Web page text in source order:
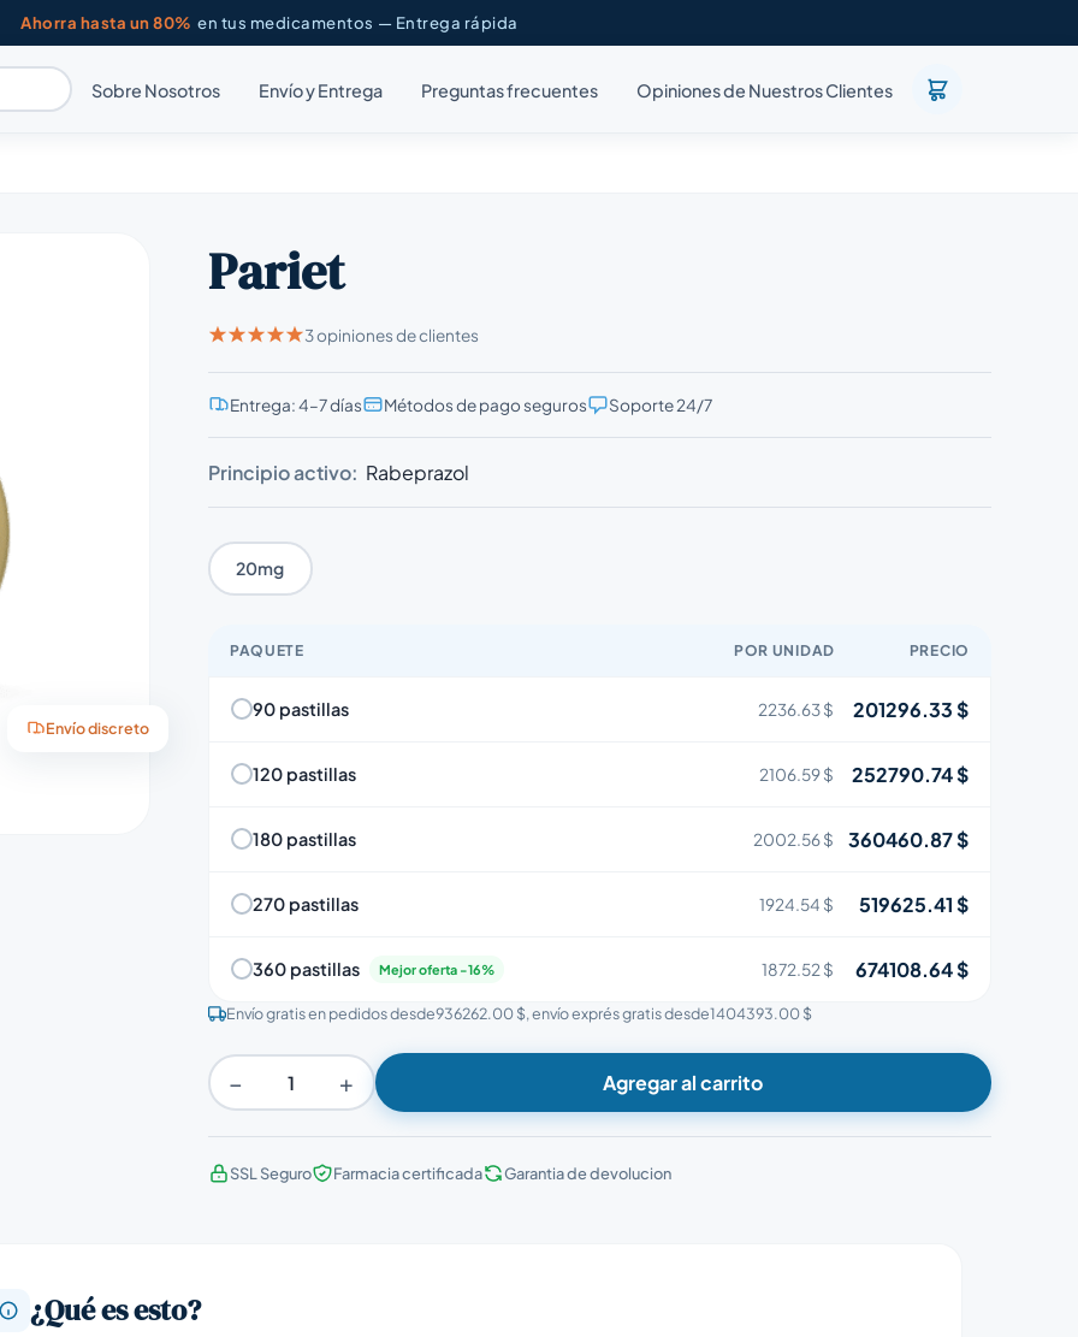
Ahorra hasta un 80% en tus medicamentos — Entrega rápida
Sobre Nosotros Envío y Entrega Preguntas frecuentes Opiniones de Nuestros Clientes
Envío discreto
Pariet
3 opiniones de clientes
Entrega: 4–7 días Métodos de pago seguros Soporte 24/7
Principio activo: Rabeprazol
20mg
PAQUETE POR UNIDAD PRECIO
90 pastillas 2236.63 $ 201296.33 $
120 pastillas 2106.59 $ 252790.74 $
180 pastillas 2002.56 $ 360460.87 $
270 pastillas 1924.54 $ 519625.41 $
360 pastillas Mejor oferta -16% 1872.52 $ 674108.64 $
Envío gratis en pedidos desde936262.00 $, envío exprés gratis desde1404393.00 $
− + Agregar al carrito
SSL Seguro Farmacia certificada Garantia de devolucion
¿Qué es esto?